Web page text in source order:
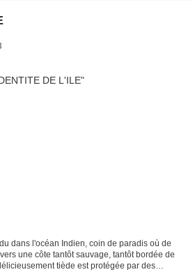
dans l'océan Indien, coin de paradis où de
une côte tantôt sauvage, tantôt bordée de
tiède est protégée par des